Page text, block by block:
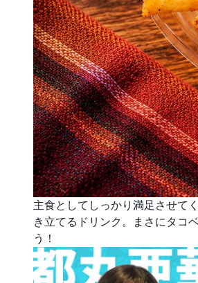
主食としてしっかり満足させて
き立てるドリンク。まさにタコ
う！